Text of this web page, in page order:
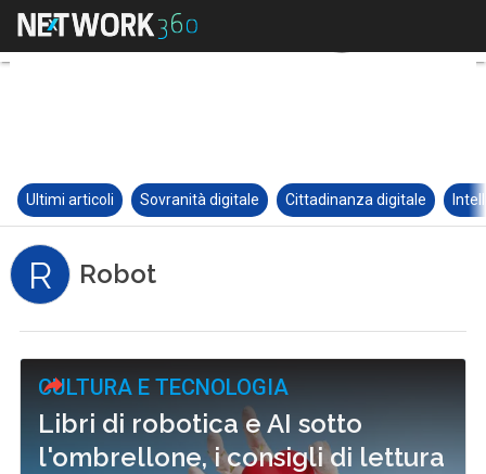
Ultimi articoli Sovranità digitale Cittadinanza digitale
R Robot
CULTURA E TECNOLOGIA
Libri di robotica e AI sotto
l'ombrellone, i consigli di lettura